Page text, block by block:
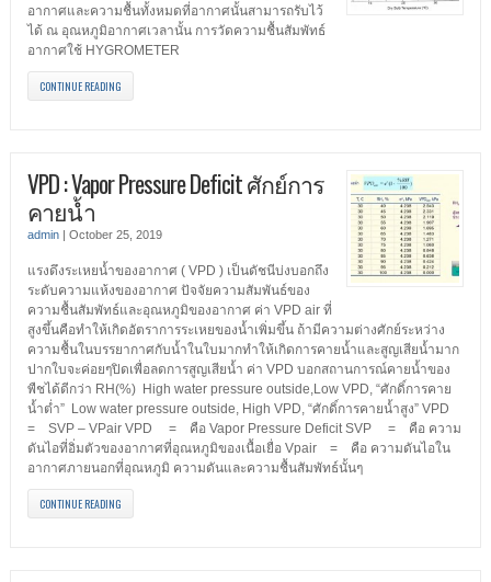
อากาศและความชื้นทั้งหมดที่อากาศนั้นสามารถรับไว้
ได้ ณ อุณหภูมิอากาศเวลานั้น การวัดความชื้นสัมพัทธ์
อากาศใช้ HYGROMETER
CONTINUE READING
VPD : Vapor Pressure Deficit ศักย์การ
คายน้ำ
admin| October 25, 2019
แรงดึงระเหยน้ำของอากาศ ( VPD ) เป็นดัชนีบ่งบอกถึง
ระดับความแห้งของอากาศ ปัจจัยความสัมพันธ์ของ
ความชื้นสัมพัทธ์และอุณหภูมิของอากาศ ค่า VPD air ที่
สูงขึ้นคือทำให้เกิดอัตราการระเหยของน้ำเพิ่มขึ้น ถ้ามีความต่างศักย์ระหว่าง
ความชื้นในบรรยากาศกับน้ำในใบมากทำให้เกิดการคายน้ำและสูญเสียน้ำมาก
ปากใบจะค่อยๆปิดเพื่อลดการสูญเสียน้ำ ค่า VPD บอกสถานการณ์คายน้ำของ
พืชได้ดีกว่า RH(%) High water pressure outside,Low VPD, “ศักดิ์การคาย
น้ำต่ำ” Low water pressure outside, High VPD, “ศักดิ์การคายน้ำสูง” VPD
= SVP – VPair VPD = คือ Vapor Pressure Deficit SVP = คือ ความ
ดันไอที่อิ่มตัวของอากาศที่อุณหภูมิของเนื้อเยื่อ Vpair = คือ ความดันไอใน
อากาศภายนอกที่อุณหภูมิ ความดันและความชื้นสัมพัทธ์นั้นๆ
CONTINUE READING